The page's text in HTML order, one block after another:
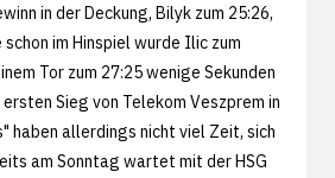
in der Deckung, Bilyk zum 25:26,
im Hinspiel wurde Ilic zum
Tor zum 27:25 wenige Sekunden
Sieg von Telekom Veszprem in
haben allerdings nicht viel Zeit, sich
am Sonntag wartet mit der HSG